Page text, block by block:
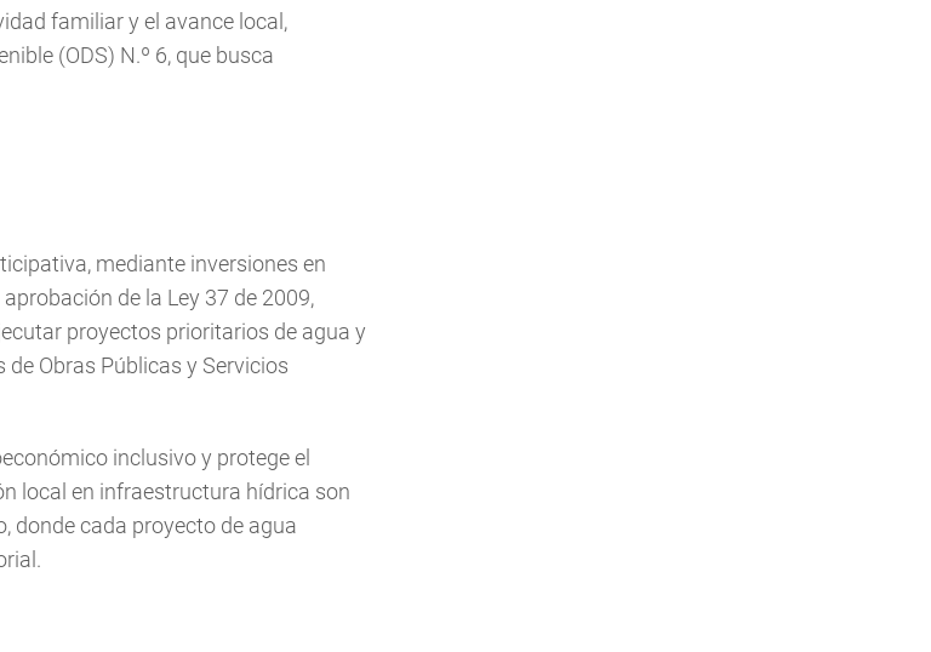
familiar y el avance local,
(ODS) N.º 6, que busca
mediante inversiones en
de la Ley 37 de 2009,
proyectos prioritarios de agua y
Obras Públicas y Servicios
inclusivo y protege el
local en infraestructura hídrica son
donde cada proyecto de agua